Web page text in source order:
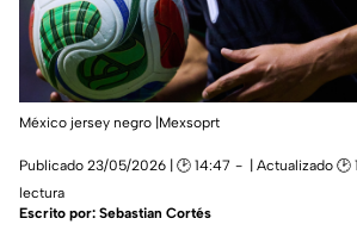
México jersey negro |Mexsoprt
Publicado 23/05/2026 | 🕑 14:47 | Actualizado 🕑
lectura
Escrito por: Sebastian Cortés